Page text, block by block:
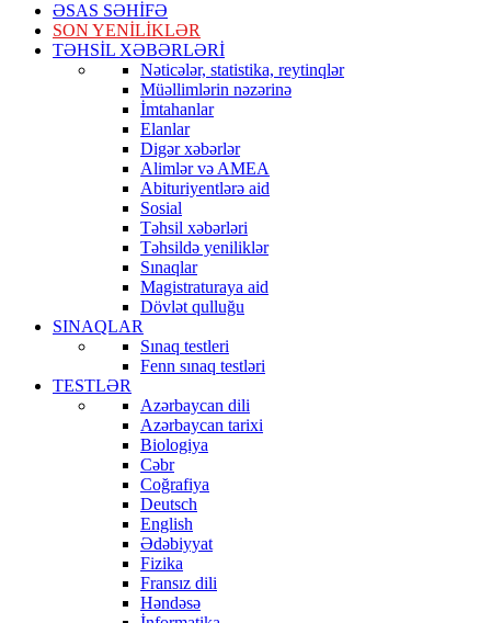
ƏSAS SƏHİFƏ
SON YENİLİKLƏR
TƏHSİL XƏBƏRLƏRİ
Nəticələr, statistika, reytinqlər
Müəllimlərin nəzərinə
İmtahanlar
Elanlar
Digər xəbərlər
Alimlər və AMEA
Abituriyentlərə aid
Sosial
Təhsil xəbərləri
Təhsildə yeniliklər
Sınaqlar
Magistraturaya aid
Dövlət qulluğu
SINAQLAR
Sınaq testleri
Fenn sınaq testləri
TESTLƏR
Azərbaycan dili
Azərbaycan tarixi
Biologiya
Cəbr
Coğrafiya
Deutsch
English
Ədəbiyyat
Fizika
Fransız dili
Həndəsə